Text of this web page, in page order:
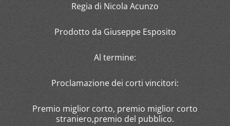
Regia di Nicola Acunzo
Prodotto da Giuseppe Esposito
Al termine:
Proclamazione dei corti vincitori:
Premio miglior corto, premio miglior corto
straniero,premio del pubblico.